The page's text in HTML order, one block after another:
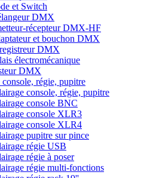
et Switch
DMX
récepteur DMX-HF
et bouchon DMX
DMX
électromécanique
DMX
régie, pupitre
console, régie, pupitre
console BNC
console XLR3
console XLR4
pupitre sur pince
régie USB
régie à poser
régie multi-fonctions